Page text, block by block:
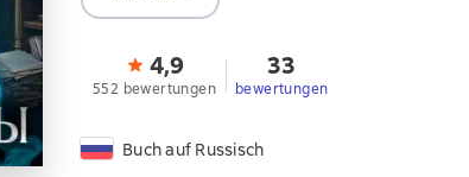
4,9
552 bewertungen
33
bewertungen
Buch auf Russisch